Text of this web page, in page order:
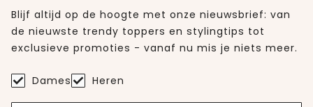
Blijf altijd op de hoogte met onze nieuwsbrief: van
de nieuwste trendy toppers en stylingtips tot
exclusieve promoties - vanaf nu mis je niets meer.
Dames Heren